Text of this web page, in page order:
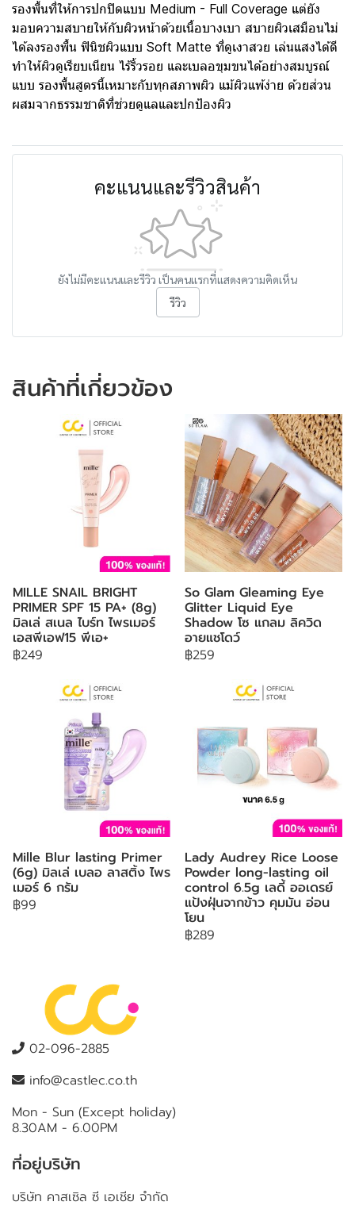
รองพื้นที่ให้การปกปิดแบบ Medium - Full Coverage แต่ยัง
มอบความสบายให้กับผิวหน้าด้วยเนื้อบางเบา สบายผิวเสมือนไม่
ได้ลงรองพื้น ฟินิชผิวแบบ Soft Matte ที่ดูเงาสวย เล่นแสงได้ดี
ทำให้ผิวดูเรียบเนียน ไร้ริ้วรอย และเบลอขุมขนได้อย่างสมบูรณ์
แบบ รองพื้นสูตรนี้เหมาะกับทุกสภาพผิว แม้ผิวแพ้ง่าย ด้วยส่วน
ผสมจากธรรมชาติที่ช่วยดูแลและปกป้องผิว
คะแนนและรีวิวสินค้า
ยังไม่มีคะแนนและรีวิว เป็นคนแรกที่แสดงความคิดเห็น
รีวิว
สินค้าที่เกี่ยวข้อง
MILLE SNAIL BRIGHT
PRIMER SPF 15 PA+ (8g)
มิลเล่ สเนล ไบร์ท ไพรเมอร์
เอสพีเอฟ15 พีเอ+
฿249
So Glam Gleaming Eye
Glitter Liquid Eye
Shadow โซ แกลม ลิควิด
อายแชโดว์
฿259
Mille Blur lasting Primer
(6g) มิลเล่ เบลอ ลาสติ้ง ไพร
เมอร์ 6 กรัม
฿99
Lady Audrey Rice Loose
Powder long-lasting oil
control 6.5g เลดี้ ออเดรย์
แป้งฝุ่นจากข้าว คุมมัน อ่อน
โยน
฿289
02-096-2885
info@castlec.co.th
Mon - Sun (Except holiday)
8.30AM - 6.00PM
ที่อยู่บริษัท
บริษัท คาสเซิล ซี เอเชีย จำกัด